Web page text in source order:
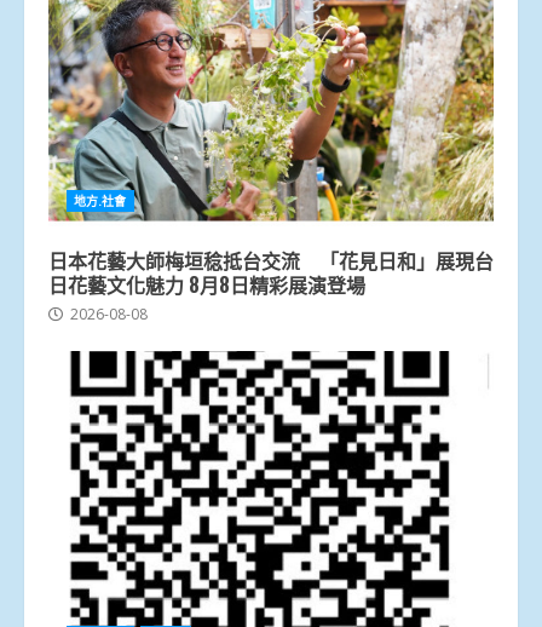
地方.社會
日本花藝大師梅垣稔抵台交流 「花見日和」展現台
日花藝文化魅力 8月8日精彩展演登場
2026-08-08